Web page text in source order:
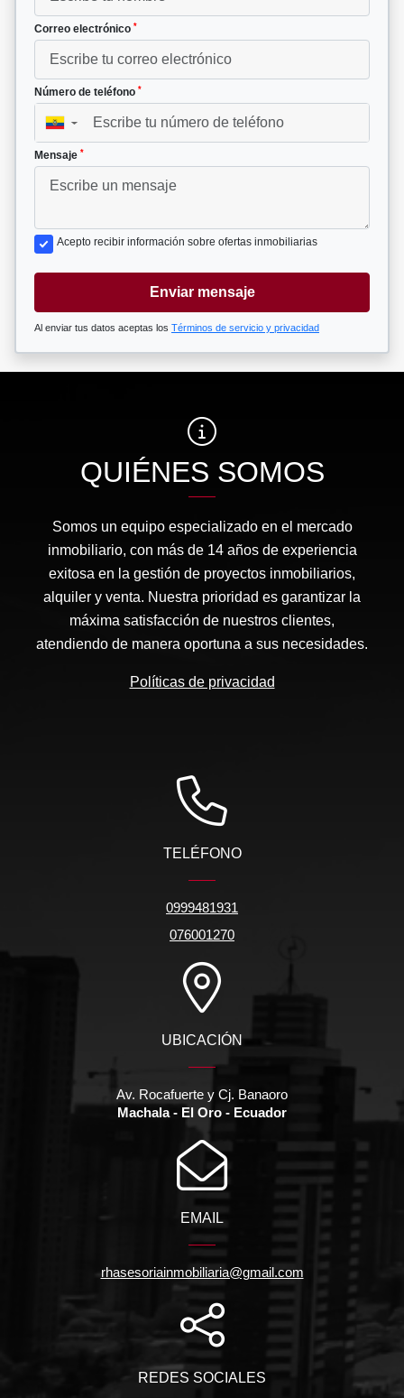
Correo electrónico *
Número de teléfono *
▼
Mensaje *
Acepto recibir información sobre ofertas inmobiliarias
Enviar mensaje
Al enviar tus datos aceptas los Términos de servicio y privacidad
QUIÉNES SOMOS
Somos un equipo especializado en el mercado
inmobiliario, con más de 14 años de experiencia
exitosa en la gestión de proyectos inmobiliarios,
alquiler y venta. Nuestra prioridad es garantizar la
máxima satisfacción de nuestros clientes,
atendiendo de manera oportuna a sus necesidades.
Políticas de privacidad
TELÉFONO
0999481931
076001270
UBICACIÓN
Av. Rocafuerte y Cj. Banaoro
Machala - El Oro - Ecuador
EMAIL
rhasesoriainmobiliaria@gmail.com
REDES SOCIALES